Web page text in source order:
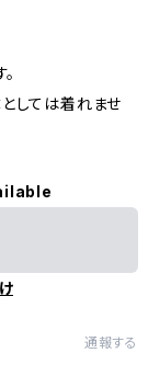
しては着れませ
通報する